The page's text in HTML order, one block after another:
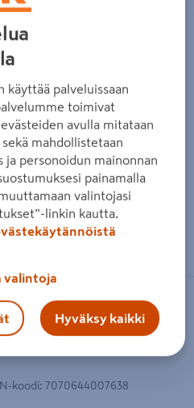
kosketusnäytöllä
Versa V100 2kW
koodi: 7070644007638
käyttää palveluissaan
toimivat
avulla mitataan
mahdollistetaan
personoidun mainonnan
painamalla
valintojasi
linkin kautta.
valintoja
Hyväksy kaikki